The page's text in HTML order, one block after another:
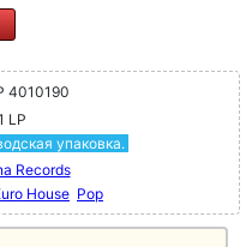
4010190
LP
упаковка.
Records
House Pop